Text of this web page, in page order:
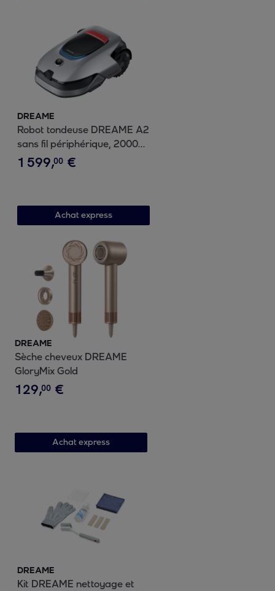
DREAME
Robot tondeuse DREAME A2
sans fil périphérique, 2000
m² de superficie, grands
terrains et fortes pentes
1 599,00 €
Achat express
DREAME
Sèche cheveux DREAME
GloryMix Gold
129,00 €
Achat express
DREAME
Kit DREAME nettoyage et